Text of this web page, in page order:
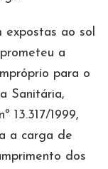
ao sol
a
para o
Sanitária,
13.317/1999,
a carga de
dos